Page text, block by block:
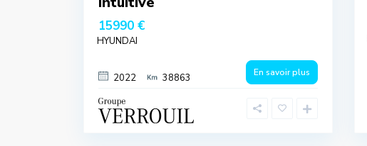
15990 €
HYUNDAI
2022 38863 En savoir plus